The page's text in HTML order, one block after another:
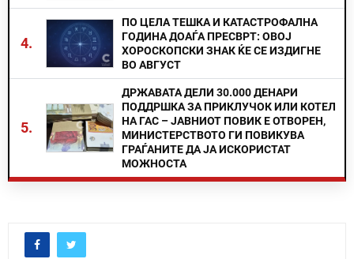
4.
ПО ЦЕЛА ТЕШКА И КАТАСТРОФАЛНА
ГОДИНА ДОАЃА ПРЕСВРТ: ОВОЈ
ХОРОСКОПСКИ ЗНАК ЌЕ СЕ ИЗДИГНЕ
ВО АВГУСТ
5.
ДРЖАВАТА ДЕЛИ 30.000 ДЕНАРИ
ПОДДРШКА ЗА ПРИКЛУЧОК ИЛИ КОТЕЛ
НА ГАС – ЈАВНИОТ ПОВИК Е ОТВОРЕН,
МИНИСТЕРСТВОТО ГИ ПОВИКУВА
ГРАЃАНИТЕ ДА ЈА ИСКОРИСТАТ
МОЖНОСТА